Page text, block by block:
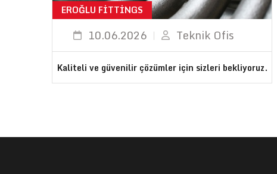
EROĞLU FITTINGS
10.06.2026 Teknik Ofis
Kaliteli ve güvenilir çözümler için sizleri bekliyoruz.